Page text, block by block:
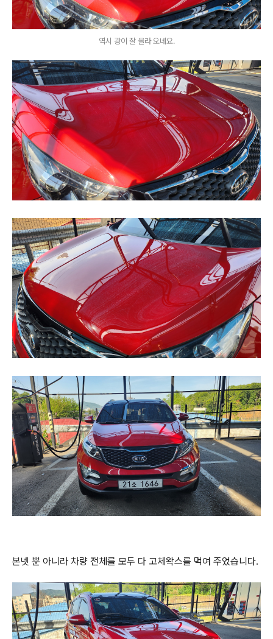
역시 광이 잘 올라 오네요.
본넷 뿐 아니라 차량 전체를 모두 다 고체왁스를 먹여 주었습니다.